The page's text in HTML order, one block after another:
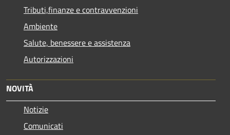
Tributi,finanze e contravvenzioni
Ambiente
Salute, benessere e assistenza
Autorizzazioni
NOVITÀ
Notizie
Comunicati